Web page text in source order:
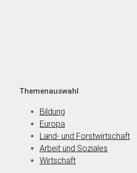
Themenauswahl
Bildung
Europa
Land- und Forstwirtschaft
Arbeit und Soziales
Wirtschaft